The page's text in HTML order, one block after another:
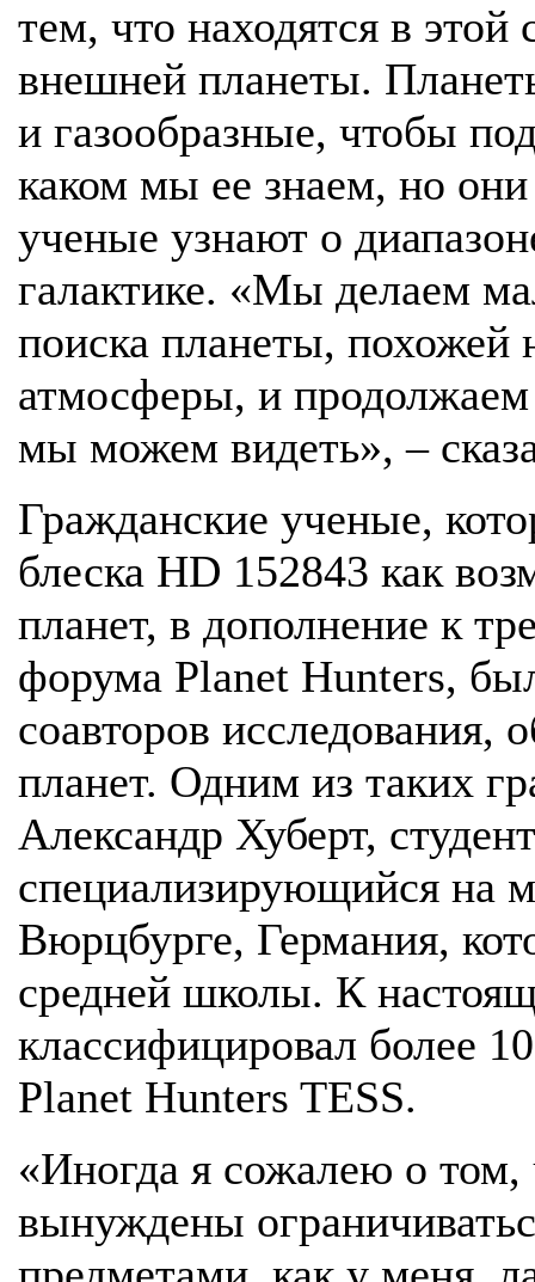
тем, что находятся в
внешней планеты.
и газообразные, чтобы
каком мы ее знаем, но
ученые узнают о
галактике. «Мы делаем
поиска планеты, похожей
атмосферы, и
мы можем видеть», –
Гражданские ученые,
блеска HD 152843 как
планет, в дополнение к
форума Planet Hunters,
соавторов исследования,
планет. Одним из таких
Александр Хуберт,
специализирующийся на
Вюрцбурге, Германия,
средней школы. К
классифицировал более
Planet Hunters TESS.
«Иногда я сожалею о
вынуждены